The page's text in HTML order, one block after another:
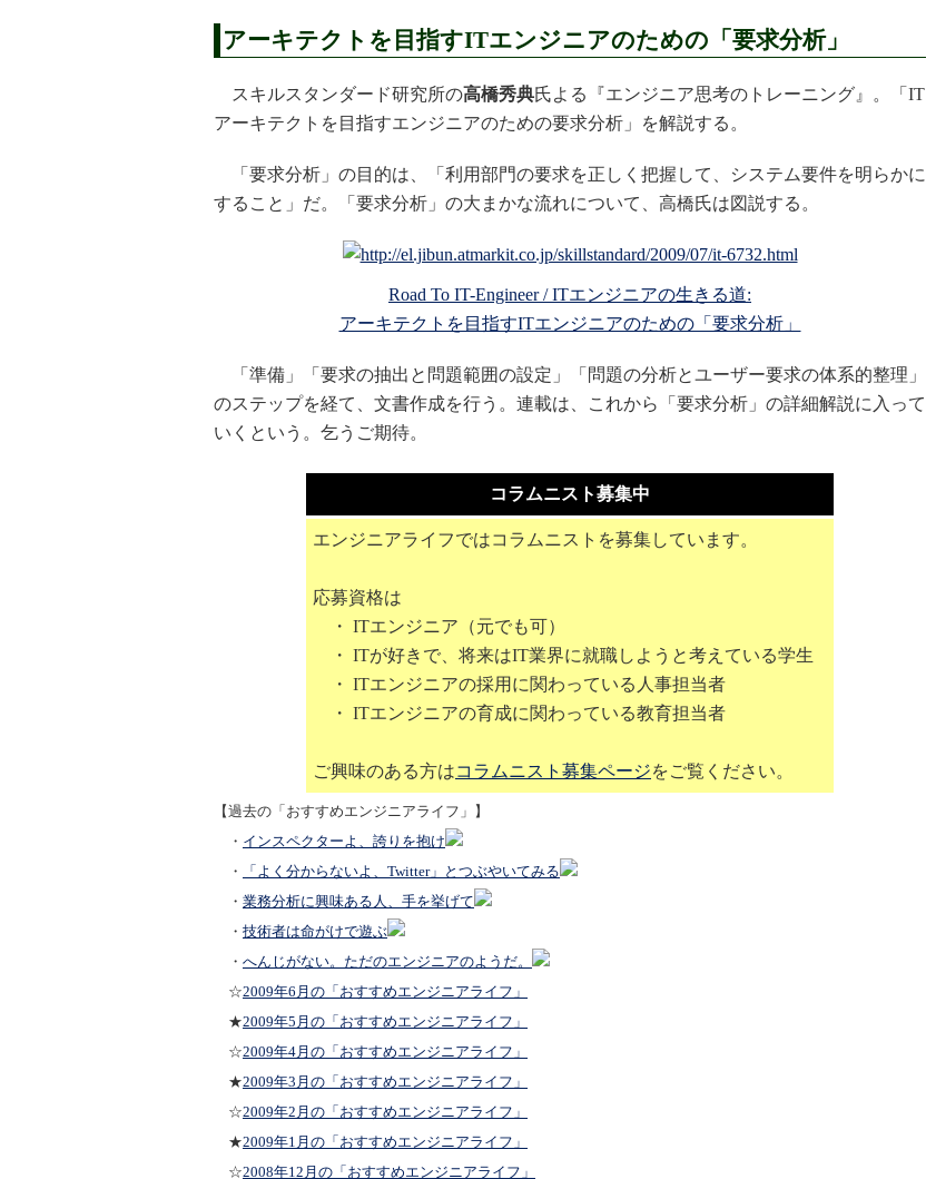
アーキテクトを目指すITエンジニアのための「要求分析」
スキルスタンダード研究所の高橋秀典氏よる『エンジニア思考のトレーニング』。「IT
アーキテクトを目指すエンジニアのための要求分析」を解説する。
「要求分析」の目的は、「利用部門の要求を正しく把握して、システム要件を明らかに
すること」だ。「要求分析」の大まかな流れについて、高橋氏は図説する。
Road To IT-Engineer / ITエンジニアの生きる道:
アーキテクトを目指すITエンジニアのための「要求分析」
「準備」「要求の抽出と問題範囲の設定」「問題の分析とユーザー要求の体系的整理」
のステップを経て、文書作成を行う。連載は、これから「要求分析」の詳細解説に入って
いくという。乞うご期待。
コラムニスト募集中
エンジニアライフではコラムニストを募集しています。
応募資格は
・ ITエンジニア（元でも可）
・ ITが好きで、将来はIT業界に就職しようと考えている学生
・ ITエンジニアの採用に関わっている人事担当者
・ ITエンジニアの育成に関わっている教育担当者
ご興味のある方はコラムニスト募集ページをご覧ください。
【過去の「おすすめエンジニアライフ」】
・ インスペクターよ、誇りを抱け
・
「よく分からないよ、Twitter」とつぶやいてみる
・ 業務分析に興味ある人、手を挙げて
・ 技術者は命がけで遊ぶ
・ へんじがない。ただのエンジニアのようだ。
☆2009年6月の「おすすめエンジニアライフ」
★2009年5月の「おすすめエンジニアライフ」
☆2009年4月の「おすすめエンジニアライフ」
★2009年3月の「おすすめエンジニアライフ」
☆2009年2月の「おすすめエンジニアライフ」
★2009年1月の「おすすめエンジニアライフ」
☆2008年12月の「おすすめエンジニアライフ」